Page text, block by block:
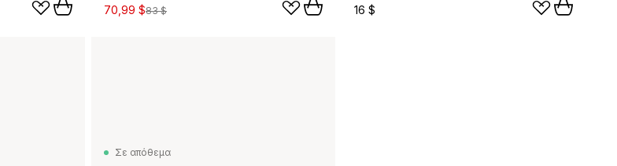
70,99 $83 $ 16 $
Σε απόθεμα